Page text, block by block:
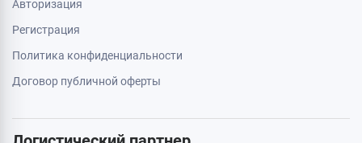
Дополнительно
Акции
Бренды
Карта сайта